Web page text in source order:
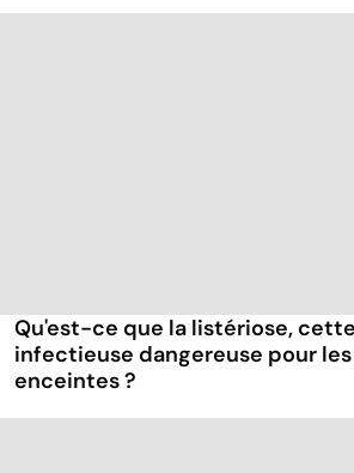
Qu'est-ce que la listériose,
infectieuse dangereuse pour
enceintes ?